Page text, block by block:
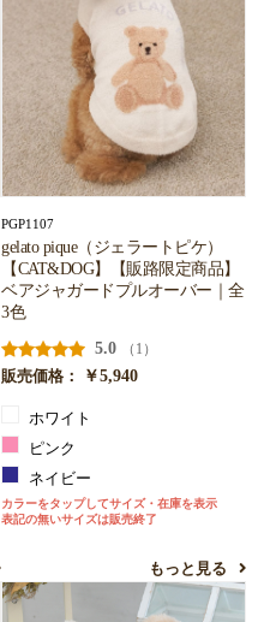
PGP1107
gelato pique（ジェラートピケ）
【CAT&DOG】【販路限定商品】
ベアジャガードプルオーバー｜全
3色
5.0
（1）
販売価格：
￥5,940
ホワイト
ピンク
ネイビー
カラーをタップしてサイズ・在庫を表示
表記の無いサイズは販売終了
もっと見る